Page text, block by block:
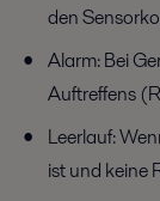
den
Alarm: Bei
Auftreffens
Leerlauf:
ist und keine